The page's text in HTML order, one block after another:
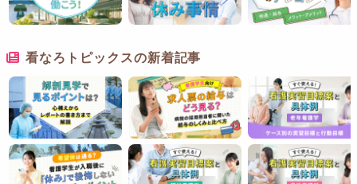
看なろトピックスの新着記事